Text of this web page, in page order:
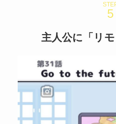
主人公に「リ